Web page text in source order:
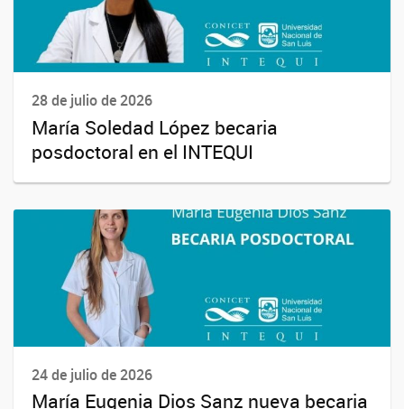
28 de julio de 2026
María Soledad López becaria
posdoctoral en el INTEQUI
24 de julio de 2026
María Eugenia Dios Sanz nueva becaria